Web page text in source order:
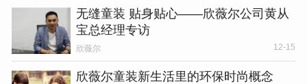
无缝童装 贴身贴心——欣薇尔公司黄从
宝总经理专访
欣薇尔 12-15
欣薇尔童装新生活里的环保时尚概念